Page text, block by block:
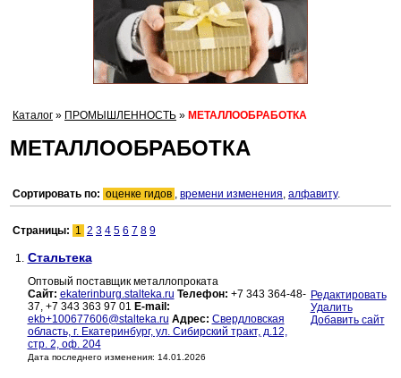
Каталог » ПРОМЫШЛЕННОСТЬ » МЕТАЛЛООБРАБОТКА
МЕТАЛЛООБРАБОТКА
Сортировать по: оценке гидов , времени изменения, алфавиту.
Страницы: 1 2 3 4 5 6 7 8 9
1. Стальтека
Оптовый поставщик металлопроката
Сайт: ekaterinburg.stalteka.ru Телефон: +7 343 364-48-
37, +7 343 363 97 01 E-mail:
ekb+100677606@stalteka.ru Адрес: Свердловская
область, г. Екатеринбург, ул. Сибирский тракт, д.12,
стр. 2, оф. 204
Дата последнего изменения: 14.01.2026
Редактировать
Удалить
Добавить сайт